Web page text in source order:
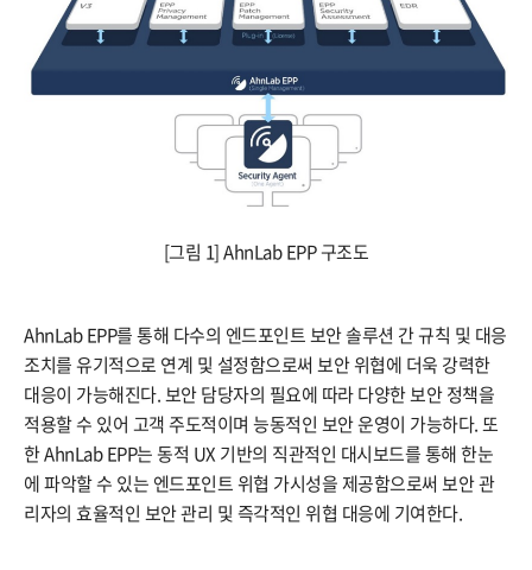
[그림 1] AhnLab EPP 구조도
AhnLab EPP를 통해 다수의 엔드포인트 보안 솔루션 간 규칙 및 대응
조치를 유기적으로 연계 및 설정함으로써 보안 위협에 더욱 강력한
대응이 가능해진다. 보안 담당자의 필요에 따라 다양한 보안 정책을
적용할 수 있어 고객 주도적이며 능동적인 보안 운영이 가능하다. 또
한 AhnLab EPP는 동적 UX 기반의 직관적인 대시보드를 통해 한눈
에 파악할 수 있는 엔드포인트 위협 가시성을 제공함으로써 보안 관
리자의 효율적인 보안 관리 및 즉각적인 위협 대응에 기여한다.